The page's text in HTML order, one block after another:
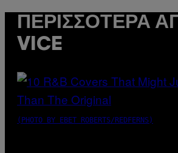
ΠΕΡΙΣΣΌΤΕΡΑ
VICE
(PHOTO BY EBET ROBERTS/REDFERNS)